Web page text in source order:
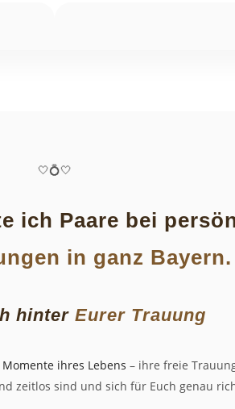
🤍💍🤍
ich Paare bei
in ganz Bayern.
hinter Eurer Trauung
ihres Lebens – ihre freie
zeitlos sind und sich für Euch genau